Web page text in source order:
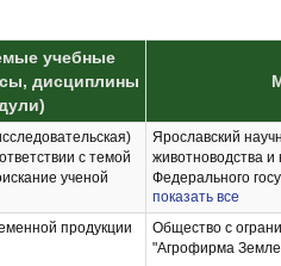
учебные
дисциплины
с темой
ученой
по этапам
исследования
Ярославский
животноводства
Федерального
научного
Вильямса»
показать все
продукции
Общество с
"Агрофирма